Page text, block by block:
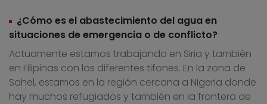
¿Cómo es el abastecimiento del agua en
situaciones de emergencia o de conflicto?
Actuamente estamos trabajando en Siria y también
en Filipinas con los diferentes tifones. En la zona de
Sahel, estamos en la región cercana a Nigeria donde
hay muchos refugiados y también en la frontera de